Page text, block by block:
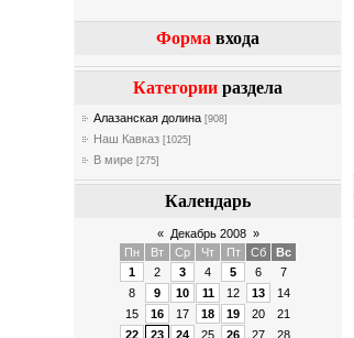
Форма входа
Категории раздела
Алазанская долина [908]
Наш Кавказ [1025]
В мире [275]
Календарь
« Декабрь 2008 »
Пн
Вт Ср Чт Пт Сб
Вс
1
2 3 4 5 6
7
8
9 10 11 12 13
14
15
16 17 18 19 20
21
22
23 24 25 26 27
28